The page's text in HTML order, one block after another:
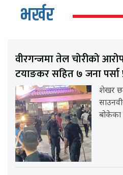
भर्खर
वीरगन्जमा तेल चोरीको
टयाङकर सहित ७ जना पर्सा
शेखर
बोकेका